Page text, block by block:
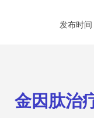
发布时
金因肽治